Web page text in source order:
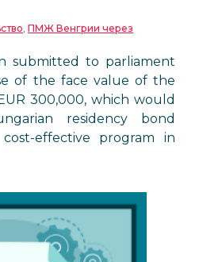
, ПМЖ Венгрии через
submitted to parliament
of the face value of the
300,000, which would
residency bond
effective program in